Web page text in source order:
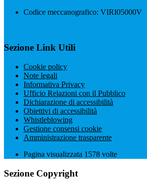
Codice meccanografico: VIRI05000V
Sezione Link Utili
Cookie policy
Note legali
Informativa Privacy
Ufficio Relazioni con il Pubblico
Dichiarazione di accessibilità
Obiettivi di accessibilità
Whistleblowing
Gestione consensi cookie
Amministrazione trasparente
Pagina visualizzata 1578 volte
Sezione Copyright